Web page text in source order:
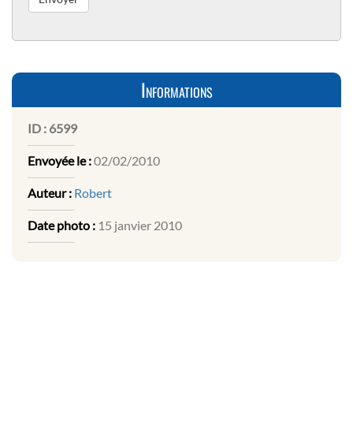
Informations
ID : 6599
Envoyée le :02/02/2010
Auteur : Robert
Date photo : 15 janvier 2010